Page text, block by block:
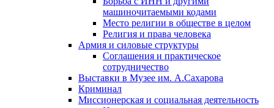
машиночитаемыми кодами
Место религии в обществе в целом
Религия и права человека
Армия и силовые структуры
Соглашения и практическое
сотрудничество
Выставки в Музее им. А.Сахарова
Криминал
Миссионерская и социальная деятельность